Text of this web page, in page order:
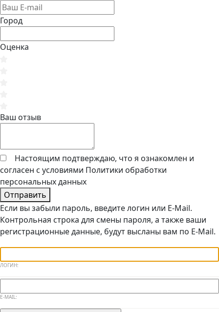
Город
Оценка
Ваш отзыв
Настоящим подтверждаю, что я ознакомлен и
согласен с условиями Политики обработки
персональных данных
Отправить
Если вы забыли пароль, введите логин или E-Mail.
Контрольная строка для смены пароля, а также ваши
регистрационные данные, будут высланы вам по E-Mail.
ЛОГИН:
E-MAIL: